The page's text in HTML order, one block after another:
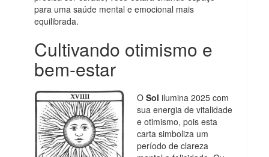
para uma saúde mental e emocional mais
equilibrada.
Cultivando otimismo e
bem-estar
OSol ilumina 2025 com
sua energia de vitalidade
e otimismo, pois esta
carta simboliza um
período de clareza